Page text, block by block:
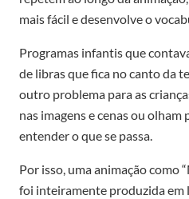
mais fácil e desenvolve o
Programas infantis que
de libras que fica no canto da
outro problema para as
nas imagens e cenas ou
entender o que se passa.
Por isso, uma animação como
foi inteiramente produzida em